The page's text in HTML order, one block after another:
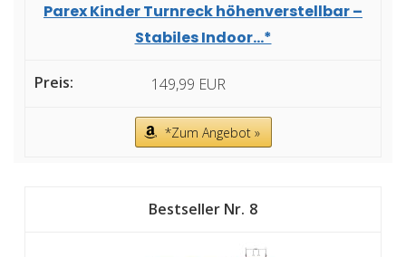
Parex Kinder Turnreck höhenverstellbar –
Stabiles Indoor...*
149,99 EUR
*Zum Angebot »
8